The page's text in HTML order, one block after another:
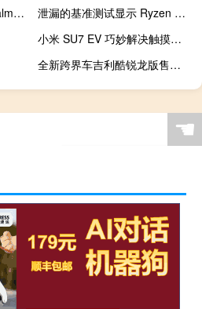
Realme GT 2接收基于Realme UI 3.0的Android 13抢先体验更新
泄漏的基准测试显示 Ryzen 9 7950X3D 在单线程中等于 7950X
小米 SU7 EV 巧妙解决触摸屏与按键之争
全新跨界车吉利酷锐龙版售价1.1万美元
☚